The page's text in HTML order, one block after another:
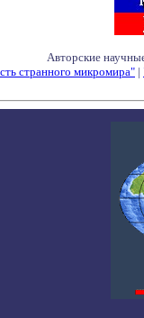
Авторские
странного микромира" |